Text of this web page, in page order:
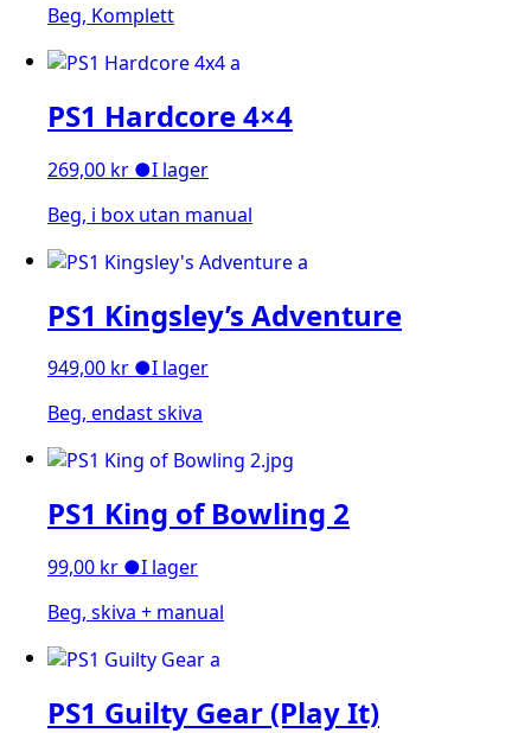
Beg, Komplett
PS1 Hardcore 4×4
269,00 kr ●I lager
Beg, i box utan manual
PS1 Kingsley’s Adventure
949,00 kr ●I lager
Beg, endast skiva
PS1 King of Bowling 2
99,00 kr ●I lager
Beg, skiva + manual
PS1 Guilty Gear (Play It)